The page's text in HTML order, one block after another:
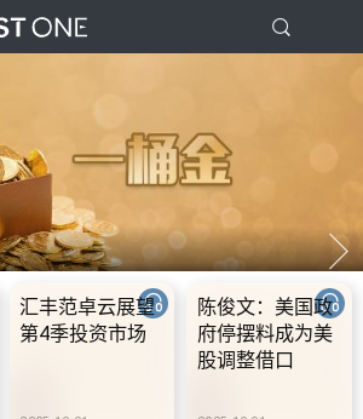
10.2.1 内地国庆
假期连中秋节假
10.2.2 2028年底
前当局提供额外
3000支高速充电
设300个电动车